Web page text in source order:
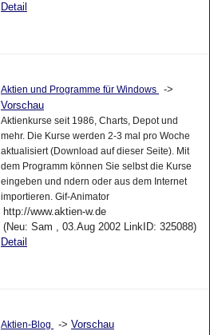
Detail
Aktien und Programme für Windows
->
Vorschau
Aktienkurse seit 1986, Charts, Depot und
mehr. Die Kurse werden 2-3 mal pro Woche
aktualisiert (Download auf dieser Seite). Mit
dem Programm können Sie selbst die Kurse
eingeben und ndern oder aus dem Internet
importieren. Gif-Animator
http://www.aktien-w.de
(Neu: Sam , 03.Aug 2002 LinkID: 325088)
Detail
Aktien-Blog -> Vorschau